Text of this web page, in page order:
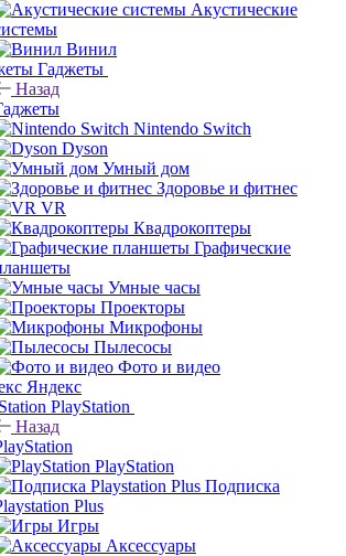
Акустические
Винил
Гаджеты
Назад
Nintendo Switch
Dyson
Умный дом
Здоровье и фитнес
VR
Квадрокоптеры
Графические
Умные часы
Проекторы
Микрофоны
Пылесосы
Фото и видео
Яндекс
PlayStation
Назад
PlayStation
Подписка
Plus
Игры
Аксессуары